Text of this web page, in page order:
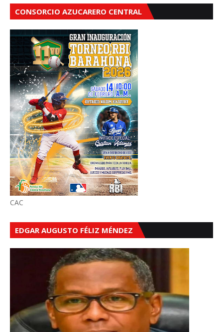
CONSORCIO AZUCARERO CENTRAL
CAC
EDGAR AUGUSTO FÉLIZ MÉNDEZ